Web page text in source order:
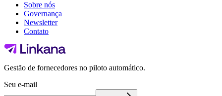
Sobre nós
Governança
Newsletter
Contato
Gestão de fornecedores no piloto automático.
Seu e-mail